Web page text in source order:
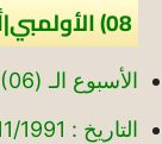
08) الأولمبي|أحمد عبد العزيز الكأس
الأسبوع الـ (06) | الأولمبي (5-0) المنصورة
التاريخ : 18/11/1991